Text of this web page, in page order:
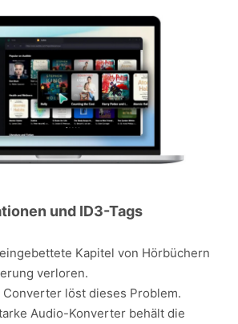
und ID3-Tags
Kapitel von Hörbüchern
verloren.
Converter löst dieses Problem.
Audio-Konverter behält die